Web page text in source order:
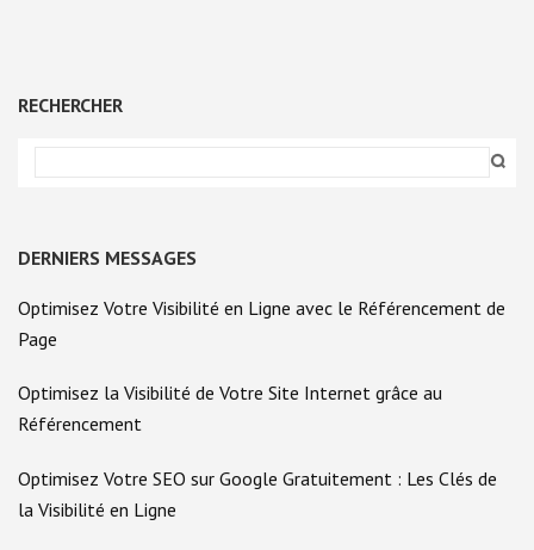
RECHERCHER
DERNIERS MESSAGES
Optimisez Votre Visibilité en Ligne avec le Référencement de
Page
Optimisez la Visibilité de Votre Site Internet grâce au
Référencement
Optimisez Votre SEO sur Google Gratuitement : Les Clés de
la Visibilité en Ligne